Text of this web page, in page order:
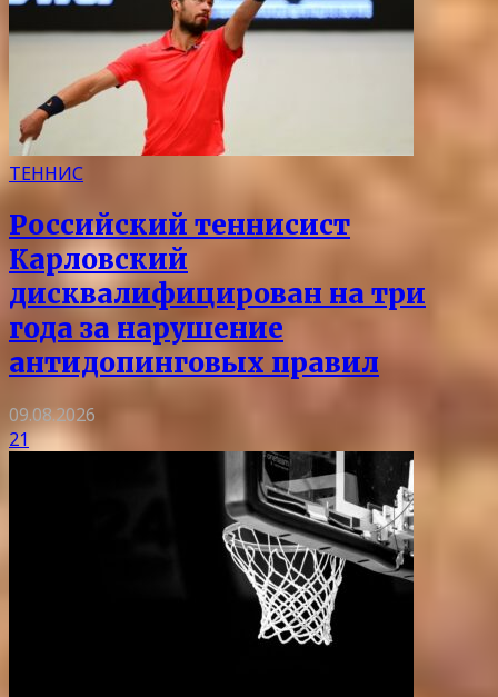
ТЕННИС
Российский теннисист
Карловский
дисквалифицирован на три
года за нарушение
антидопинговых правил
09.08.2026
21